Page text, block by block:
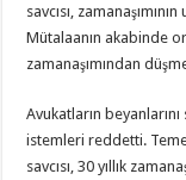
savcısı,
Mütalaanın akabinde
zamanaşımından
Avukatların
istemleri reddetti.
savcısı, 30 yıllık